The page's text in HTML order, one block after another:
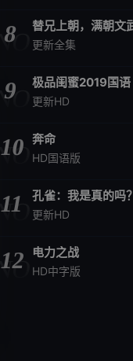
虞燕晨 / 王雅琴 / 杨竣羽
NO
8 更新全集
NO
9 极品闺蜜2019国语
更新HD
NO
10 奔命
HD国语版
NO
11 孔雀：我是真的吗？
更新HD
NO
12 电力之战
HD中字版